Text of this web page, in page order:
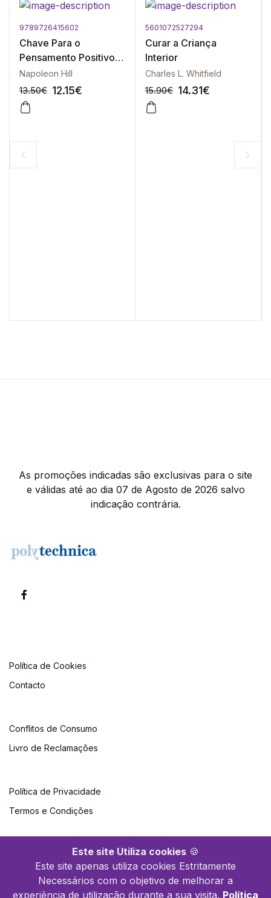
Este site Utiliza cookies 🍪
Este site apenas utiliza cookies Estritamente
Necessários com o objetivo de melhorar a
experiência de utilização durante a sua visita. Política
9789726415602
Chave Para o
Pensamento Positivo,
A - 10 passos para a
riqueza, saúde e
sucesso
Napoleon Hill
13.50€ 12.15€
-10%
5601072527294
Curar a Criança
Interior
Charles L. Whitfield
15.90€ 14.31€
As promoções indicadas são exclusivas para o site
e válidas até ao dia 07 de Agosto de 2026 salvo
indicação contrária.
Política de Cookies
Contacto
Conflitos de Consumo
Livro de Reclamações
Política de Privacidade
Termos e Condições
©2026 Polytechnica. Todos os direitos reservados